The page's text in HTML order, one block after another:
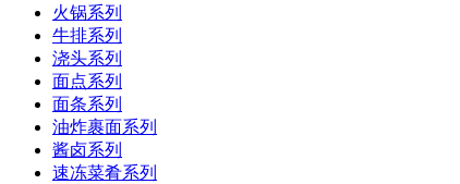
火锅系列
牛排系列
浇头系列
面点系列
面条系列
油炸裹面系列
酱卤系列
速冻菜肴系列